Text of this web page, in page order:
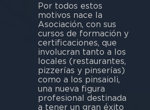
Por todos estos
motivos nace la
Asociación, con sus
cursos de formación y
certificaciones, que
involucran tanto a los
locales (restaurantes,
pizzerías y pinserías)
como a los pinsaioli,
una nueva figura
profesional destinada
a tener un gran éxito